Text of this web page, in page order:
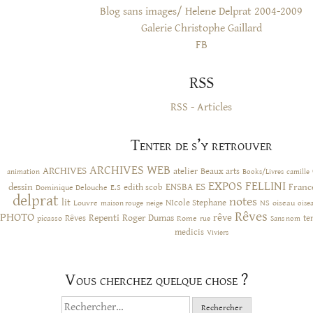
Blog sans images/ Helene Delprat 2004-2009
Galerie Christophe Gaillard
FB
RSS
RSS - Articles
Tenter de s’y retrouver
animation ARCHIVES ARCHIVES WEB atelier Beaux arts Books/Livres camille
dessin Dominique Delouche E.S edith scob ENSBA ES EXPOS FELLINI
delprat lit Louvre maison rouge neige NIcole Stephane notes NS oiseau
PHOTO picasso Rêves Repenti Roger Dumas Rome rue rêve Rêves Sans nom
medicis Viviers
Vous cherchez quelque chose ?
Rechercher :